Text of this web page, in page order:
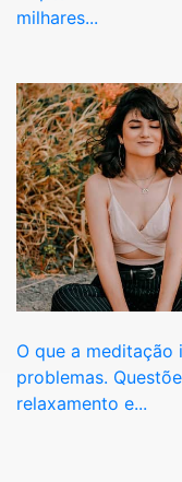
milhares...
O que a meditação
problemas.
relaxamento e...